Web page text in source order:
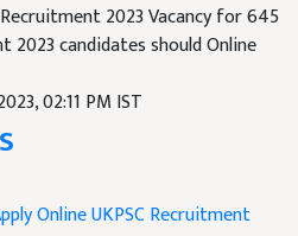
Recruitment 2023 Vacancy for 645
2023 candidates should Online
02:11 PM IST
OnlineUKPSC Recruitment